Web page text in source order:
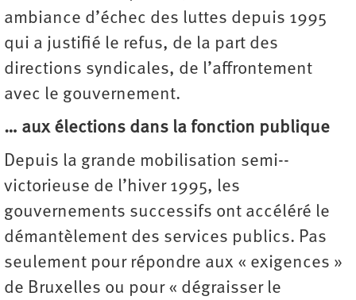
ambiance d’échec des luttes depuis 1995
qui a justifié le refus, de la part des
directions syndicales, de l’affrontement
avec le gouvernement.
… aux élections dans la fonction publique
Depuis la grande mobilisation semi-­
victorieuse de l’hiver 1995, les
gouvernements successifs ont accéléré le
démantèlement des services publics. Pas
seulement pour répondre aux « exigences »
de Bruxelles ou pour « dégraisser le